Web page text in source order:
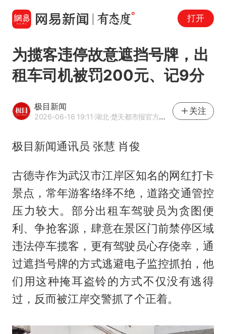
打开
为揽客违停故意遮挡号牌，出
租车司机被罚200元、记9分
极目新闻
2026-06-16 19:11·湖北·楚天都市报官方网易号
关注
极目新闻通讯员 张慧 肖俊
古德寺作为武汉市江岸区知名的网红打卡
景点，常年游客络绎不绝，道路交通管控
压力较大。部分出租车驾驶员为贪图便
利、争抢客源，肆意在景区门前禁停区域
违法停车揽客，更有驾驶员心存侥幸，通
过遮挡号牌的方式逃避电子监控抓拍，他
们用这种掩耳盗铃的方式不仅没有逃得
过，反而被江岸交警抓了个正着。